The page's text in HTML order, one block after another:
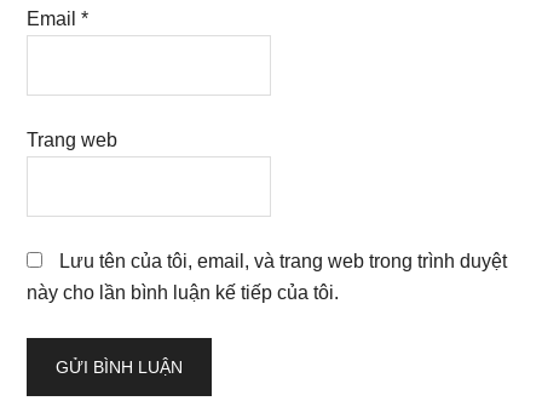
Email*
Trang web
Lưu tên của tôi, email, và trang web trong trình duyệt
này cho lần bình luận kế tiếp của tôi.